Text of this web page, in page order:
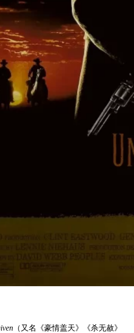
（又名《豪情盖天》《杀无赦》